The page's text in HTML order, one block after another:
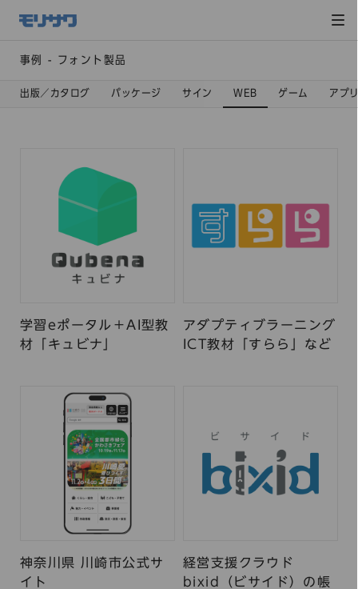
メ
ニュー
へ移動
事例 - フォント製品
出版／カタログ パッケージ サイン WEB ゲーム アプ
学習eポータル＋AI型教
材「キュビナ」
アダプティブラーニング
ICT教材「すらら」など
神奈川県 川崎市公式サ
イト
経営支援クラウド
bixid（ビサイド）の帳